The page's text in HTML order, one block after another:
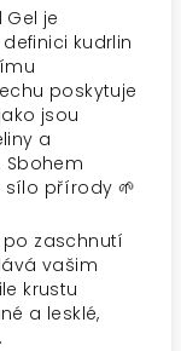
Gel je
kudrlin
poskytuje
jsou
a
Sbohem
sílo přírody 🌱
zaschnutí
vašim
krustu
a lesklé,